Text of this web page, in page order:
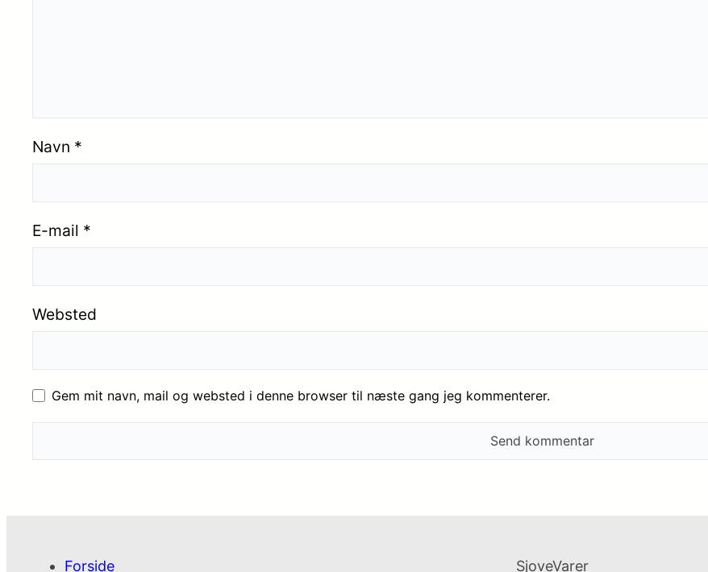
Navn *
E-mail *
Websted
Gem mit navn, mail og websted i denne browser til næste gang jeg kommenterer.
Forside SjoveVarer